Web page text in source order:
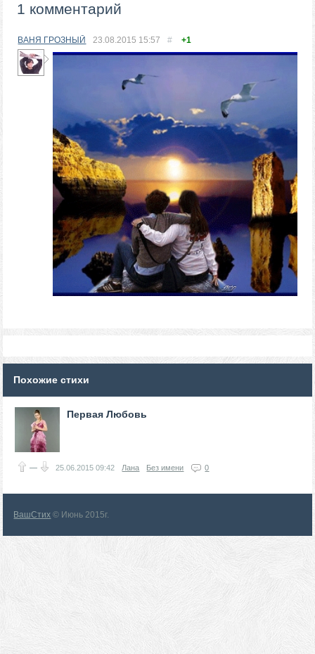
1 комментарий
ВАНЯ ГРОЗНЫЙ 23.08.2015 15:57 # +1
Похожие стихи
Первая Любовь
— 25.06.201509:42 Лана Без имени 0
ВашСтих © Июнь 2015г.